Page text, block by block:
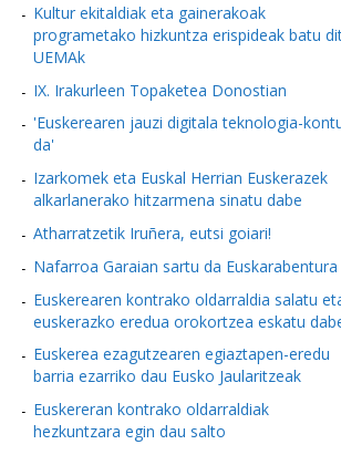
Kultur ekitaldiak eta gainerakoak
programetako hizkuntza erispideak batu
UEMAk
IX. Irakurleen Topaketea Donostian
'Euskerearen jauzi digitala teknologia-
da'
Izarkomek eta Euskal Herrian Euskerazek
alkarlanerako hitzarmena sinatu dabe
Atharratzetik Iruñera, eutsi goiari!
Nafarroa Garaian sartu da Euskarabentura
Euskerearen kontrako oldarraldia salatu
euskerazko eredua orokortzea eskatu
Euskerea ezagutzearen egiaztapen-eredu
barria ezarriko dau Eusko Jaularitzeak
Euskereran kontrako oldarraldiak
hezkuntzara egin dau salto